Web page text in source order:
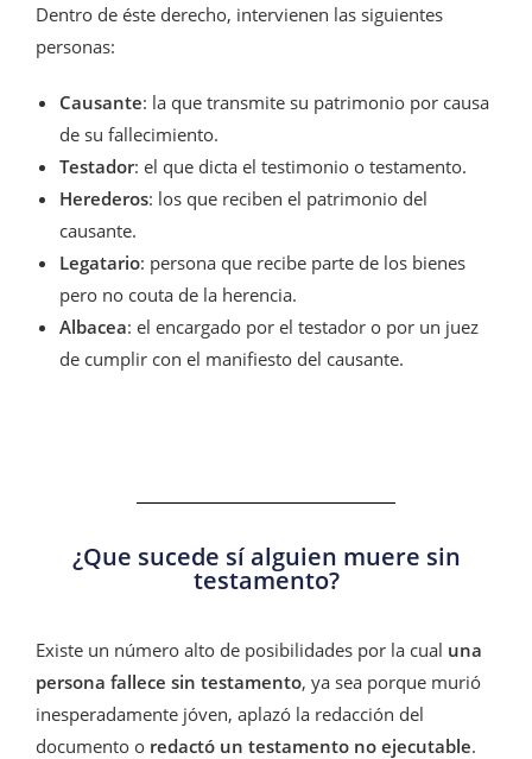
Dentro de éste derecho, intervienen las siguientes
personas:
Causante: la que transmite su patrimonio por causa
de su fallecimiento.
Testador: el que dicta el testimonio o testamento.
Herederos: los que reciben el patrimonio del
causante.
Legatario: persona que recibe parte de los bienes
pero no couta de la herencia.
Albacea: el encargado por el testador o por un juez
de cumplir con el manifiesto del causante.
¿Que sucede sí alguien muere sin
testamento?
Existe un número alto de posibilidades por la cual una
persona fallece sin testamento, ya sea porque murió
inesperadamente jóven, aplazó la redacción del
documento o redactó un testamento no ejecutable.